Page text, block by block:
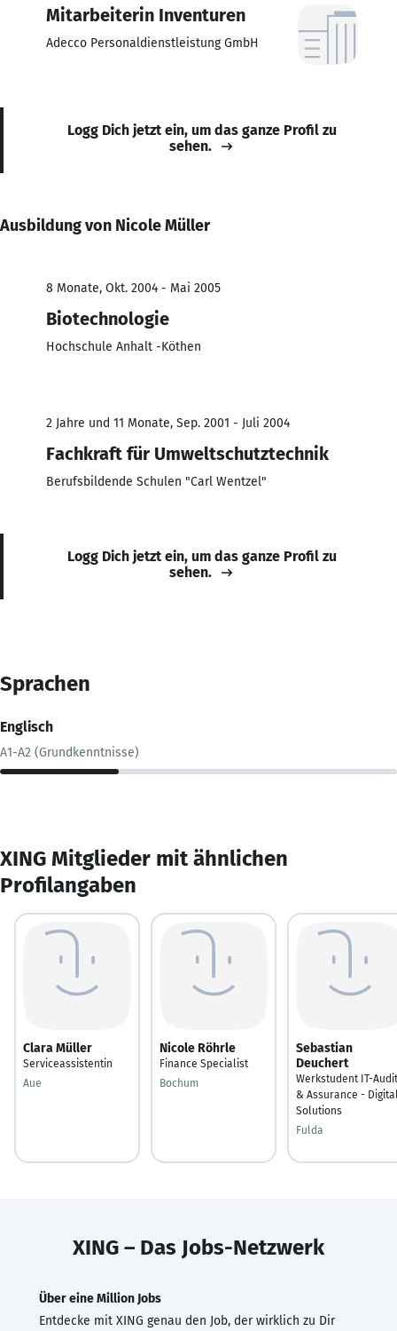
Mitarbeiterin Inventuren
Adecco Personaldienstleistung GmbH
Logg Dich jetzt ein, um das ganze Profil zu
sehen.
Ausbildung von Nicole Müller
8 Monate, Okt. 2004 - Mai 2005
Biotechnologie
Hochschule Anhalt -Köthen
2 Jahre und 11 Monate, Sep. 2001 - Juli 2004
Fachkraft für Umweltschutztechnik
Berufsbildende Schulen "Carl Wentzel"
Logg Dich jetzt ein, um das ganze Profil zu
sehen.
Sprachen
Englisch
A1-A2 (Grundkenntnisse)
XING Mitglieder mit ähnlichen
Profilangaben
Clara Müller
Serviceassistentin
Aue
Nicole Röhrle
Finance Specialist
Bochum
Sebastian
Deuchert
Werkstudent IT-Audit
& Assurance -
Solutions
Fulda
XING – Das Jobs-Netzwerk
Über eine Million Jobs
Entdecke mit XING genau den Job, der wirklich zu Dir